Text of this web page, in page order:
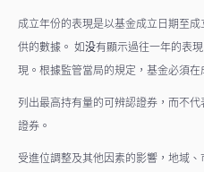
成立年份的表現是以基金成立日期至
供的數據。 如没有顯示過往一年的表
現。根據監管當局的規定，基金必須
列出最高持有量的可辨認證券，而不
證券。
受進位調整及其他因素的影響，地域